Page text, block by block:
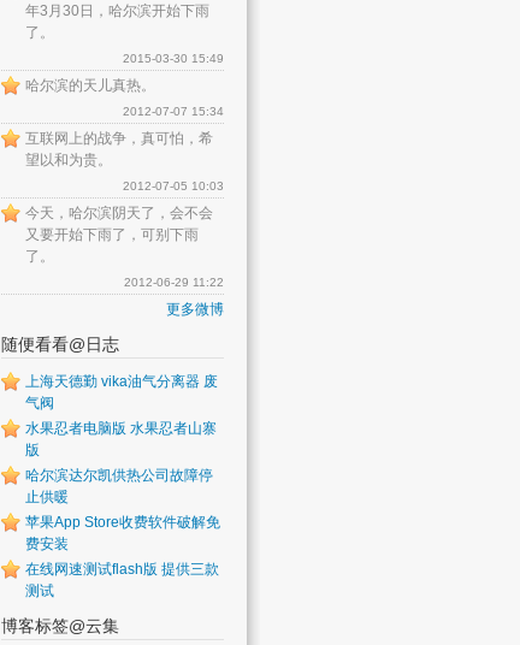
年3月30日，哈尔滨开始下雨
了。
2015-03-30 15:49
哈尔滨的天儿真热。
2012-07-07 15:34
互联网上的战争，真可怕，希
望以和为贵。
2012-07-05 10:03
今天，哈尔滨阴天了，会不会
又要开始下雨了，可别下雨
了。
2012-06-29 11:22
更多微博
随便看看@日志
上海天德勤 vika油气分离器 废
气阀
水果忍者电脑版 水果忍者山寨
版
哈尔滨达尔凯供热公司故障停
止供暖
苹果App Store收费软件破解免
费安装
在线网速测试flash版 提供三款
测试
博客标签@云集